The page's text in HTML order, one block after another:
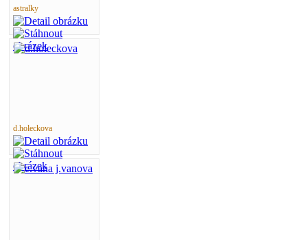
astralky
d.holeckova